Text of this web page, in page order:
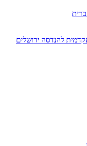
להנדסה ירושלים